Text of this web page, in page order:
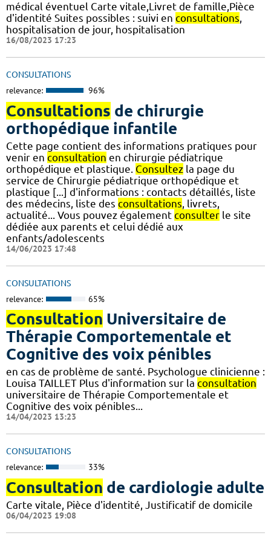
médical éventuel Carte vitale,Livret de famille,Pièce
d'identité Suites possibles : suivi en consultations,
hospitalisation de jour, hospitalisation
16/08/2023 17:23
CONSULTATIONS
relevance: 96%
Consultations de chirurgie
orthopédique infantile
Cette page contient des informations pratiques pour
venir en consultation en chirurgie pédiatrique
orthopédique et plastique. Consultez la page du
service de Chirurgie pédiatrique orthopédique et
plastique [...] d'informations : contacts détaillés, liste
des médecins, liste des consultations, livrets,
actualité... Vous pouvez également consulter le site
dédiée aux parents et celui dédié aux
enfants/adolescents
14/06/2023 17:48
CONSULTATIONS
relevance: 65%
Consultation Universitaire de
Thérapie Comportementale et
Cognitive des voix pénibles
en cas de problème de santé. Psychologue clinicienne :
Louisa TAILLET Plus d'information sur la consultation
universitaire de Thérapie Comportementale et
Cognitive des voix pénibles...
14/04/2023 13:23
CONSULTATIONS
relevance: 33%
Consultation de cardiologie adulte
Carte vitale, Pièce d'identité, Justificatif de domicile
06/04/2023 19:08